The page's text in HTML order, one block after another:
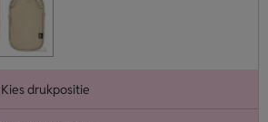
Kies drukpositie